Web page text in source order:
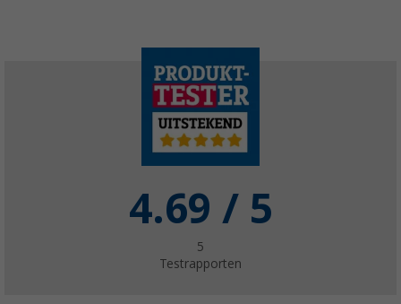
Berger French Press Maker 600 ml
kopjes
4.69 / 5
5
Testrapporten